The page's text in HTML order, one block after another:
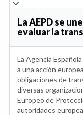
La AEPD se
evaluar la
La Agencia
a una acción
obligaciones de
diversas
Europeo de
autoridades